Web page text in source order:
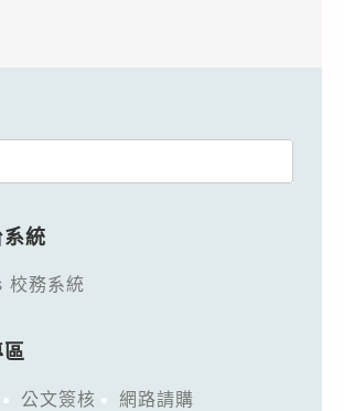
統
校務系統
公文簽核
網路請購